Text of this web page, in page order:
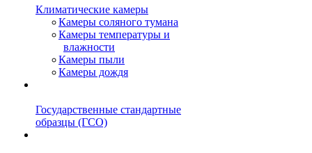
Климатические камеры
Камеры соляного тумана
Камеры температуры и
влажности
Камеры пыли
Камеры дождя
Государственные стандартные
образцы (ГСО)